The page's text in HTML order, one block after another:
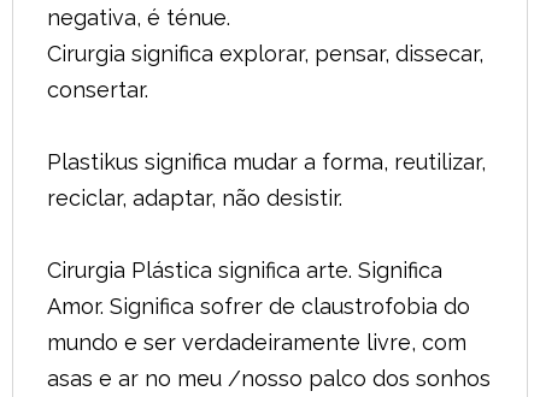
negativa, é ténue.
Cirurgia significa explorar, pensar, dissecar,
consertar.
Plastikus significa mudar a forma, reutilizar,
reciclar, adaptar, não desistir.
Cirurgia Plástica significa arte. Significa
Amor. Significa sofrer de claustrofobia do
mundo e ser verdadeiramente livre, com
asas e ar no meu /nosso palco dos sonhos